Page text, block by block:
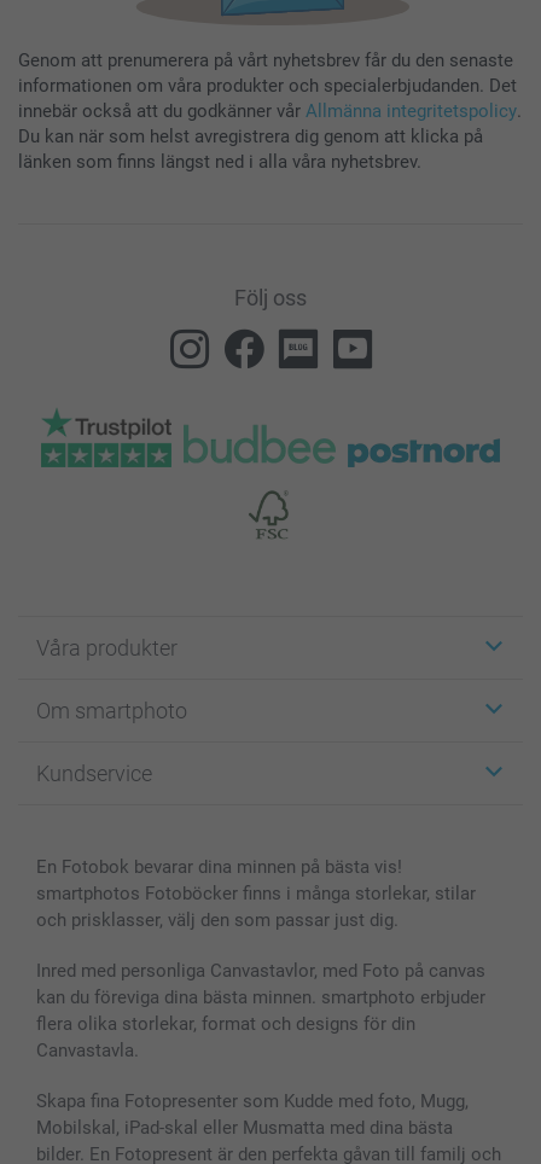
Genom att prenumerera på vårt nyhetsbrev får du den senaste
informationen om våra produkter och specialerbjudanden. Det
innebär också att du godkänner vår Allmänna integritetspolicy.
Du kan när som helst avregistrera dig genom att klicka på
länken som finns längst ned i alla våra nyhetsbrev.
Följ oss
Våra produkter
Fotokort
Fotoböcker
Skal till Mobil & Surfplatta
MyNameBook
Fotoramar & Tillbehör
Presentkort
Alla fotoprodukter
Om smartphoto
För affiliates
Sitemap
Villkor och garantier
Kundservice
smartbonus
Priser & betalning
En Fotobok bevarar dina minnen på bästa vis!
smartphotos Fotoböcker finns i många storlekar, stilar
och prisklasser, välj den som passar just dig.
Inred med personliga Canvastavlor, med Foto på canvas
kan du föreviga dina bästa minnen. smartphoto erbjuder
flera olika storlekar, format och designs för din
Canvastavla.
Skapa fina Fotopresenter som Kudde med foto, Mugg,
Mobilskal, iPad-skal eller Musmatta med dina bästa
bilder. En Fotopresent är den perfekta gåvan till familj och